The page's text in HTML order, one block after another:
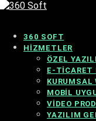
360 SOFT
HIZMETLER
ÖZEL
E-TICARET
KURUMSAL
MOBIL
VIDEO
YAZILIM